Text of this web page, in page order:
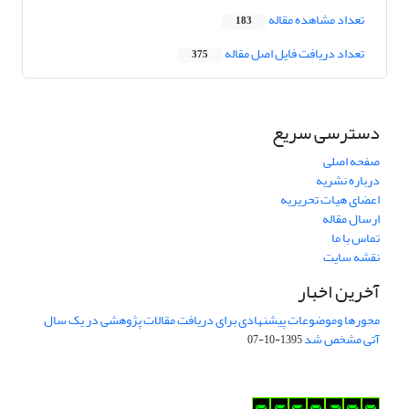
تعداد مشاهده مقاله 183
تعداد دریافت فایل اصل مقاله 375
دسترسی سریع
صفحه اصلی
درباره نشریه
اعضای هیات تحریریه
ارسال مقاله
تماس با ما
نقشه سایت
آخرین اخبار
محورها وموضوعات پیشنهادی برای دریافت مقالات پژوهشی در یک سال
آتی مشخص شد1395-10-07